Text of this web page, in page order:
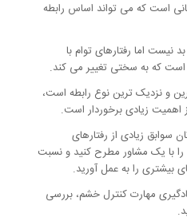
است که می تواند اساس رابطه
اما رفتارهای توام با
که به سختی تغییر می کند.
و نزدیک ترین نوع رابطه است،
اهمیت زیادی برخوردار است.
سوابق زیادی از رفتارهای
با یک مشاور مطرح کنید و نسبت
بیشتری را به عمل آورید.
مهارت کنترل خشم، بررسی